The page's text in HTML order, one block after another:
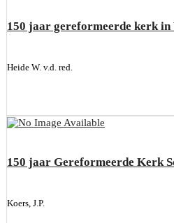
150 jaar gereformeerde kerk in
Heide W. v.d. red.
150 jaar Gereformeerde Kerk
Koers, J.P.